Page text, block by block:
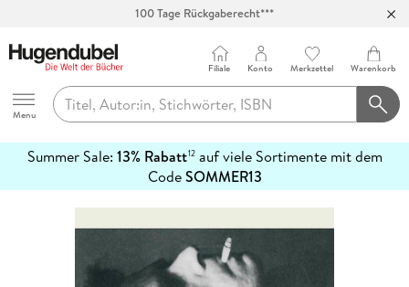
100 Tage Rückgaberecht***
Hugendubel
Menu
Filiale Konto Merkzettel Warenkorb
Summer Sale: 13% Rabatt12auf viele Sortimente mit dem
CodeSOMMER13
erfahren